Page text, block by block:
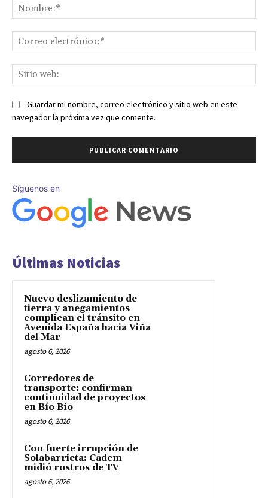
Guardar mi nombre, correo electrónico y sitio web en este
navegador la próxima vez que comente.
Síguenos en
Últimas Noticias
Nuevo deslizamiento de
tierra y anegamientos
complican el tránsito en
Avenida España hacia Viña
del Mar
agosto 6, 2026
Corredores de
transporte: confirman
continuidad de proyectos
en Bío Bío
agosto 6, 2026
Con fuerte irrupción de
Solabarrieta: Cadem
midió rostros de TV
agosto 6, 2026